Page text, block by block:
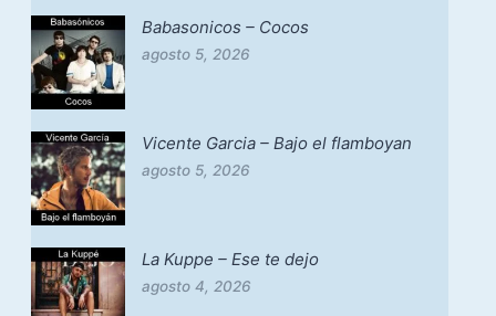
Babasonicos – Cocos
agosto 5, 2026
Vicente Garcia – Bajo el flamboyan
agosto 5, 2026
La Kuppe – Ese te dejo
agosto 4, 2026